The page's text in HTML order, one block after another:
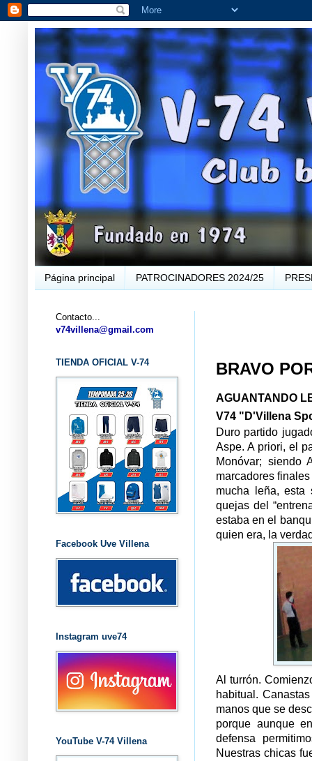
Página principal PATROCINADORES 2024/25
BRAVO
AGUANTANDO
V74 "D'Villena
Duro partido
Aspe. A priori, el
Monóvar; siendo
marcadores
mucha leña, esta
quejas del
estaba en el
quien era, la
Al turrón.
habitual.
manos que se
porque aunque
defensa
Nuestras chicas
Contacto...
v74villena@gmail.com
TIENDA OFICIAL V-74
Facebook Uve Villena
Instagram uve74
YouTube V-74 Villena